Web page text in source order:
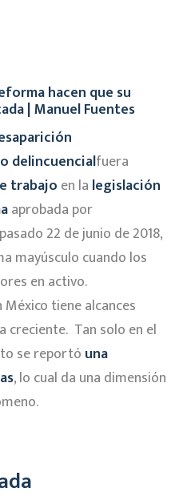
hacen que su
| Manuel Fuentes
delincuencialfuera
trabajo en la legislación
aprobada por
22 de junio de 2018,
mayúsculo cuando los
en activo.
México tiene alcances
creciente. Tan solo en el
se reportó una
, lo cual da una dimensión